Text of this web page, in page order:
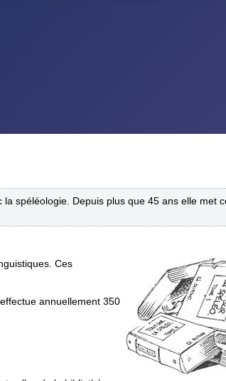
spéléologie. Depuis plus que 45 ans elle met
Ces
annuellement 350